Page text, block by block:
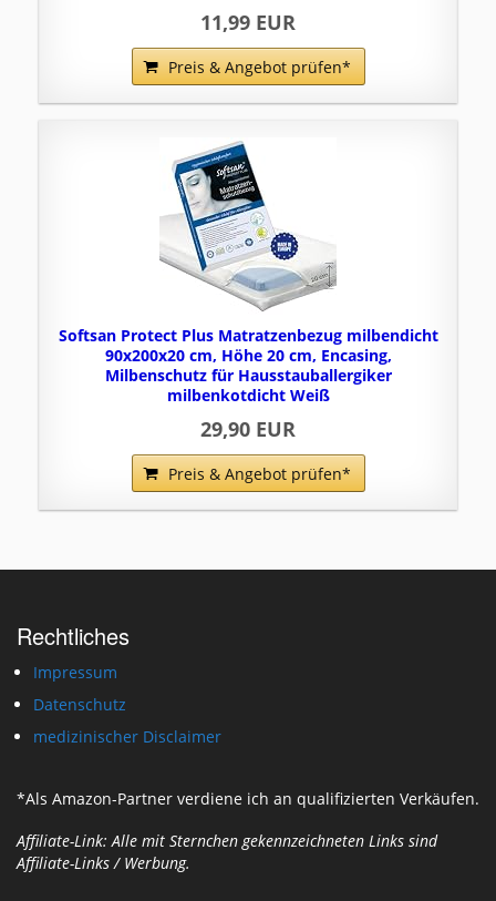
11,99 EUR
Preis & Angebot prüfen*
Softsan Protect Plus Matratzenbezug milbendicht
90x200x20 cm, Höhe 20 cm, Encasing,
Milbenschutz für Hausstauballergiker
milbenkotdicht Weiß
29,90 EUR
Preis & Angebot prüfen*
Rechtliches
Impressum
Datenschutz
medizinischer Disclaimer
*Als Amazon-Partner verdiene ich an qualifizierten Verkäufen.
Affiliate-Link: Alle mit Sternchen gekennzeichneten Links sind
Affiliate-Links / Werbung.